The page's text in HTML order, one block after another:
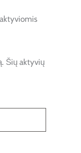
Šių aktyvių